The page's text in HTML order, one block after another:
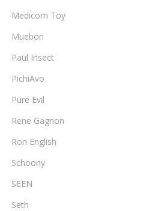
Medicom Toy
Muebon
Paul Insect
PichiAvo
Pure Evil
Rene Gagnon
Ron English
Schoony
SEEN
Seth